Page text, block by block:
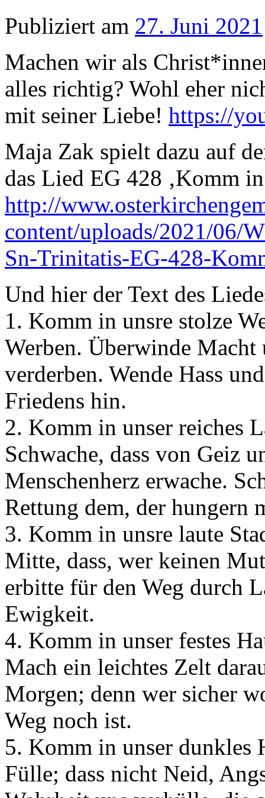
Publiziert am 27. Juni 2021
Machen wir als
alles richtig? Wohl eher
mit seiner Liebe! https://
Maja Zak spielt dazu auf
das Lied EG 428 ‚Komm
http://
content/uploads/2021/06/
Sn-Trinitatis-EG-428-
Und hier der Text des
1. Komm in unsre stolze
Werben. Überwinde
verderben. Wende Hass
Friedens hin.
2. Komm in unser reiches
Schwache, dass von Geiz
Menschenherz erwache.
Rettung dem, der hungern
3. Komm in unsre laute
Mitte, dass, wer keinen
erbitte für den Weg durch
Ewigkeit.
4. Komm in unser festes
Mach ein leichtes Zelt
Morgen; denn wer sicher
Weg noch ist.
5. Komm in unser dunkles
Fülle; dass nicht Neid,